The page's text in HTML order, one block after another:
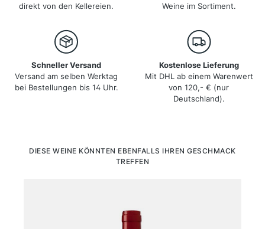
direkt von den Kellereien.
Weine im Sortiment.
Schneller Versand
Versand am selben Werktag
bei Bestellungen bis 14 Uhr.
Kostenlose Lieferung
Mit DHL ab einem Warenwert
von 120,- € (nur
Deutschland).
Produktgalerie überspringen
DIESE WEINE KÖNNTEN EBENFALLS IHREN GESCHMACK
TREFFEN